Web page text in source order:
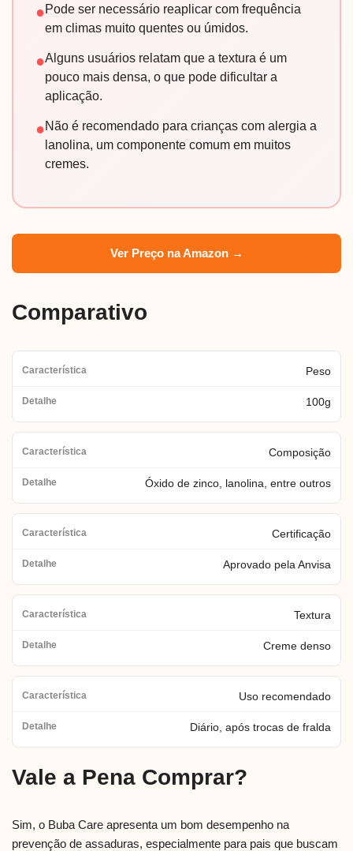
●Pode ser necessário reaplicar com frequência
em climas muito quentes ou úmidos.
●Alguns usuários relatam que a textura é um
pouco mais densa, o que pode dificultar a
aplicação.
●Não é recomendado para crianças com alergia a
lanolina, um componente comum em muitos
cremes.
Ver Preço na Amazon →
Comparativo
Peso
100g
Composição
Óxido de zinco, lanolina, entre outros
Certificação
Aprovado pela Anvisa
Textura
Creme denso
Uso recomendado
Diário, após trocas de fralda
Vale a Pena Comprar?
Sim, o Buba Care apresenta um bom desempenho na
prevenção de assaduras, especialmente para pais que buscam